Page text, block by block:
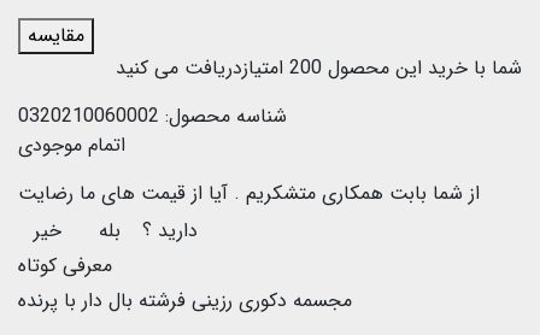
مقایسه
شما با خرید این محصول 200 امتیازدریافت می کنید
شناسه محصول: 0320210060002
اتمام موجودی
از شما بابت همکاری متشکریم . آیا از قیمت های ما رضایت
دارید ؟
بله
خیر
معرفی کوتاه
مجسمه دکوری رزینی فرشته بال دار با پرنده